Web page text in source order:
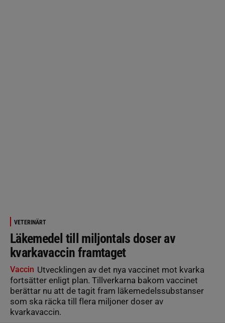
VETERINÄRT
Läkemedel till miljontals doser av
kvarkavaccin framtaget
Vaccin Utvecklingen av det nya vaccinet mot kvarka
fortsätter enligt plan. Tillverkarna bakom vaccinet
berättar nu att de tagit fram läkemedelssubstanser
som ska räcka till flera miljoner doser av
kvarkavaccin.